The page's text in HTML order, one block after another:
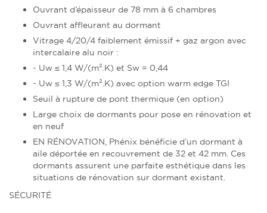
Ouvrant d’épaisseur de 78 mm à 6 chambres
Ouvrant affleurant au dormant
Vitrage 4/20/4 faiblement émissif + gaz argon avec
intercalaire alu noir :
- Uw ≤ 1,4 W/(m².K) et Sw = 0,44
- Uw ≤ 1,3 W/(m².K) avec option warm edge TGI
Seuil à rupture de pont thermique (en option)
Large choix de dormants pour pose en rénovation et
en neuf
EN RÉNOVATION, Phénix bénéficie d’un dormant à
aile déportée en recouvrement de 32 et 42 mm. Ces
dormants assurent une parfaite esthétique dans les
situations de rénovation sur dormant existant.
SÉCURITÉ